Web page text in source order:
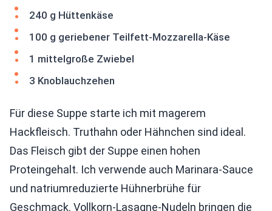
240 g Hüttenkäse
100 g geriebener Teilfett-Mozzarella-Käse
1 mittelgroße Zwiebel
3 Knoblauchzehen
Für diese Suppe starte ich mit magerem
Hackfleisch. Truthahn oder Hähnchen sind ideal.
Das Fleisch gibt der Suppe einen hohen
Proteingehalt. Ich verwende auch Marinara-Sauce
und natriumreduzierte Hühnerbrühe für
Geschmack. Vollkorn-Lasagne-Nudeln bringen die